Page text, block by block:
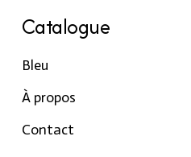
Catalogue
Bleu
À propos
Contact